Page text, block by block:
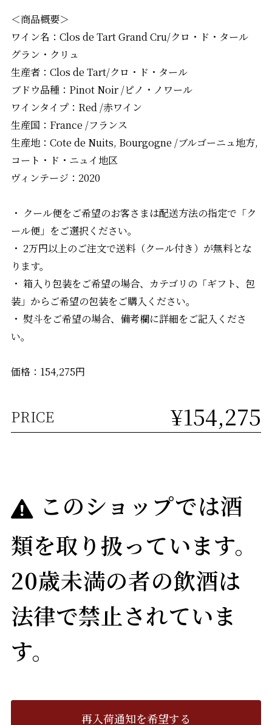
＜商品概要＞
ワイン名：Clos de Tart Grand Cru/クロ・ド・タール
グラン・クリュ
生産者：Clos de Tart/クロ・ド・タール
ブドウ品種：Pinot Noir /ピノ・ノワール
ワインタイプ：Red /赤ワイン
生産国：France /フランス
生産地：Cote de Nuits, Bourgogne /ブルゴーニュ地方,
コート・ド・ニュイ地区
ヴィンテージ：2020
・ クール便をご希望のお客さまは配送方法の指定で「ク
ール便」をご選択ください。
・ 2万円以上のご注文で送料（クール付き）が無料とな
ります。
・ 箱入り包装をご希望の場合、カテゴリの「ギフト、包
装」からご希望の包装をご購入ください。
・ 熨斗をご希望の場合、備考欄に詳細をご記入くださ
い。
価格：154,275円
PRICE ¥154,275
このショップでは酒
類を取り扱っています。
20歳未満の者の飲酒は
法律で禁止されていま
す。
再入荷通知を希望する